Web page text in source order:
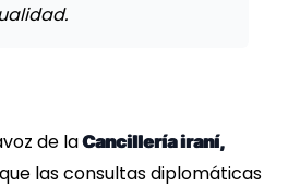
de laCancillería iraní,
las consultas diplomáticas